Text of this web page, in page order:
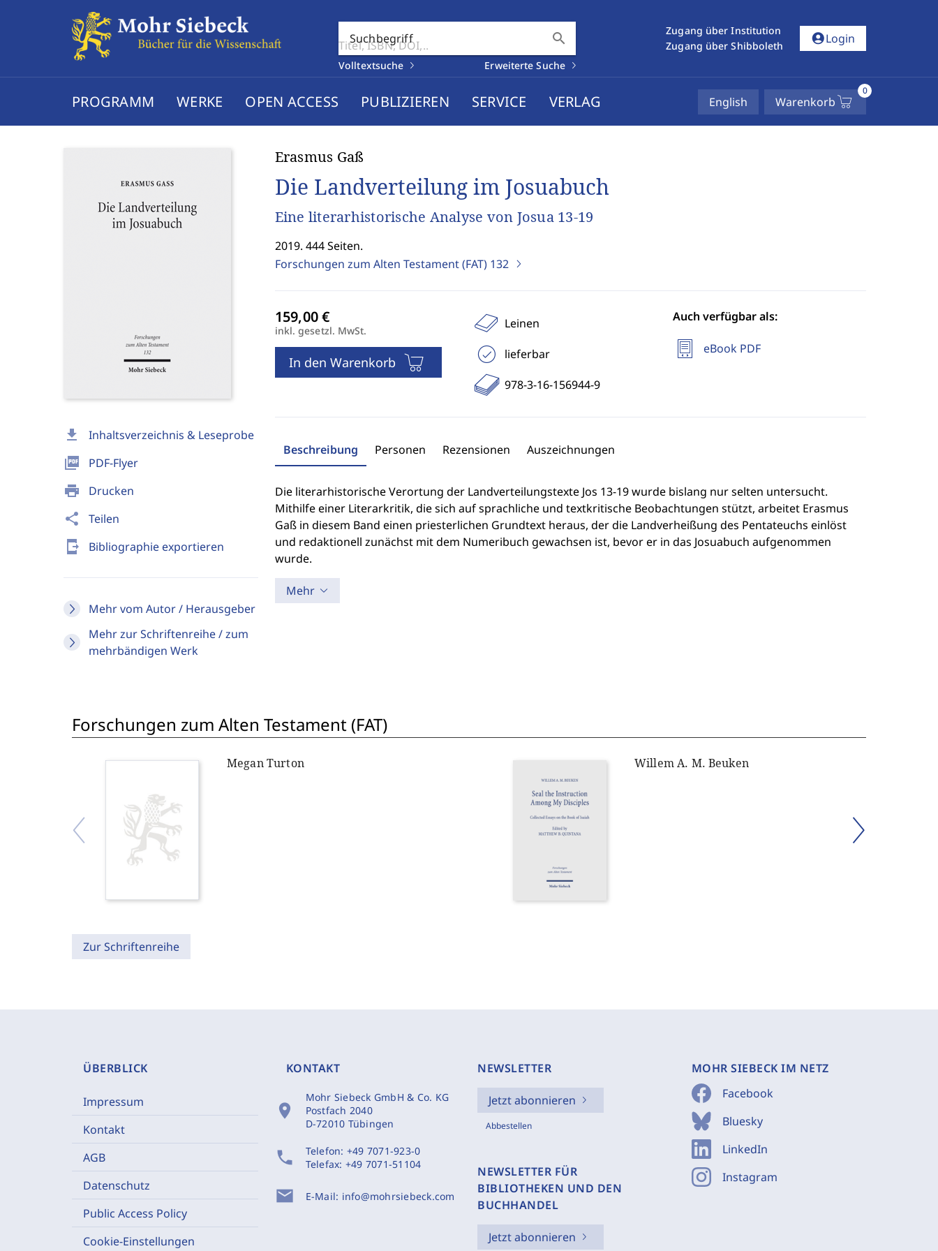
Suchbegriff search
Volltextsuche Erweiterte Suche
Zugang über Institution
Zugang über Shibboleth
account_circleLogin
PROGRAMM WERKE OPEN ACCESS PUBLIZIEREN SERVICE VERLAG English Warenkorb
0
download Inhaltsverzeichnis & Leseprobe
picture_as_pdf PDF-Flyer
print Drucken
share Teilen
send_to_mobile Bibliographie exportieren
Mehr vom Autor / Herausgeber
Mehr zur Schriftenreihe / zum
mehrbändigen Werk
Erasmus Gaß
Die Landverteilung im Josuabuch
Eine literarhistorische Analyse von Josua 13-19
2019. 444 Seiten.
Forschungen zum Alten Testament (FAT) 132
inkl. gesetzl. MwSt.
In den Warenkorb
Leinen
lieferbar
978-3-16-156944-9
Auch verfügbar als:
eBook PDF
Beschreibung Personen Rezensionen Auszeichnungen
Die literarhistorische Verortung der Landverteilungstexte Jos 13-19 wurde bislang nur selten untersucht.
Mithilfe einer Literarkritik, die sich auf sprachliche und textkritische Beobachtungen stützt, arbeitet Erasmus
Gaß in diesem Band einen priesterlichen Grundtext heraus, der die Landverheißung des Pentateuchs einlöst
und redaktionell zunächst mit dem Numeribuch gewachsen ist, bevor er in das Josuabuch aufgenommen
wurde.
Mehr
Forschungen zum Alten Testament (FAT)
Megan Turton Willem A. M. Beuken
Zur Schriftenreihe
ÜBERBLICK
Impressum
Kontakt
AGB
Datenschutz
Public Access Policy
Cookie-Einstellungen
KONTAKT
location_on
Mohr Siebeck GmbH & Co. KG
Postfach 2040
D-72010 Tübingen
phone Telefon: +49 7071-923-0
Telefax: +49 7071-51104
mail E-Mail: info@mohrsiebeck.com
NEWSLETTER
Jetzt abonnieren
Abbestellen
NEWSLETTER FÜR
BIBLIOTHEKEN UND DEN
BUCHHANDEL
Jetzt abonnieren
MOHR SIEBECK IM NETZ
Facebook
Bluesky
LinkedIn
Instagram